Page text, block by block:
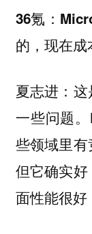
36氪：
的，现在成
夏志进：
一些问题
些领域里有
但它确实
面性能很好